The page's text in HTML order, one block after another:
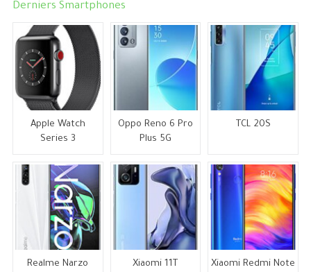
Derniers Smartphones
Apple Watch
Series 3
Oppo Reno 6 Pro
Plus 5G
TCL 20S
Realme Narzo Xiaomi 11T
Xiaomi Redmi Note